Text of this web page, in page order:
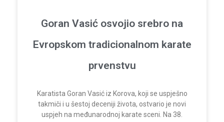
Goran Vasić osvojio srebro na
Evropskom tradicionalnom karate
prvenstvu
Karatista Goran Vasić iz Korova, koji se uspješno
takmiči i u šestoj deceniji života, ostvario je novi
uspjeh na međunarodnoj karate sceni. Na 38.